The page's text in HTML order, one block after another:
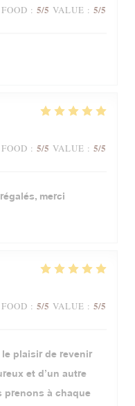
FOOD : 5/5 VALUE : 5/5
FOOD : 5/5 VALUE : 5/5
merci
FOOD : 5/5 VALUE : 5/5
plaisir de revenir
et d’un autre
prenons à chaque